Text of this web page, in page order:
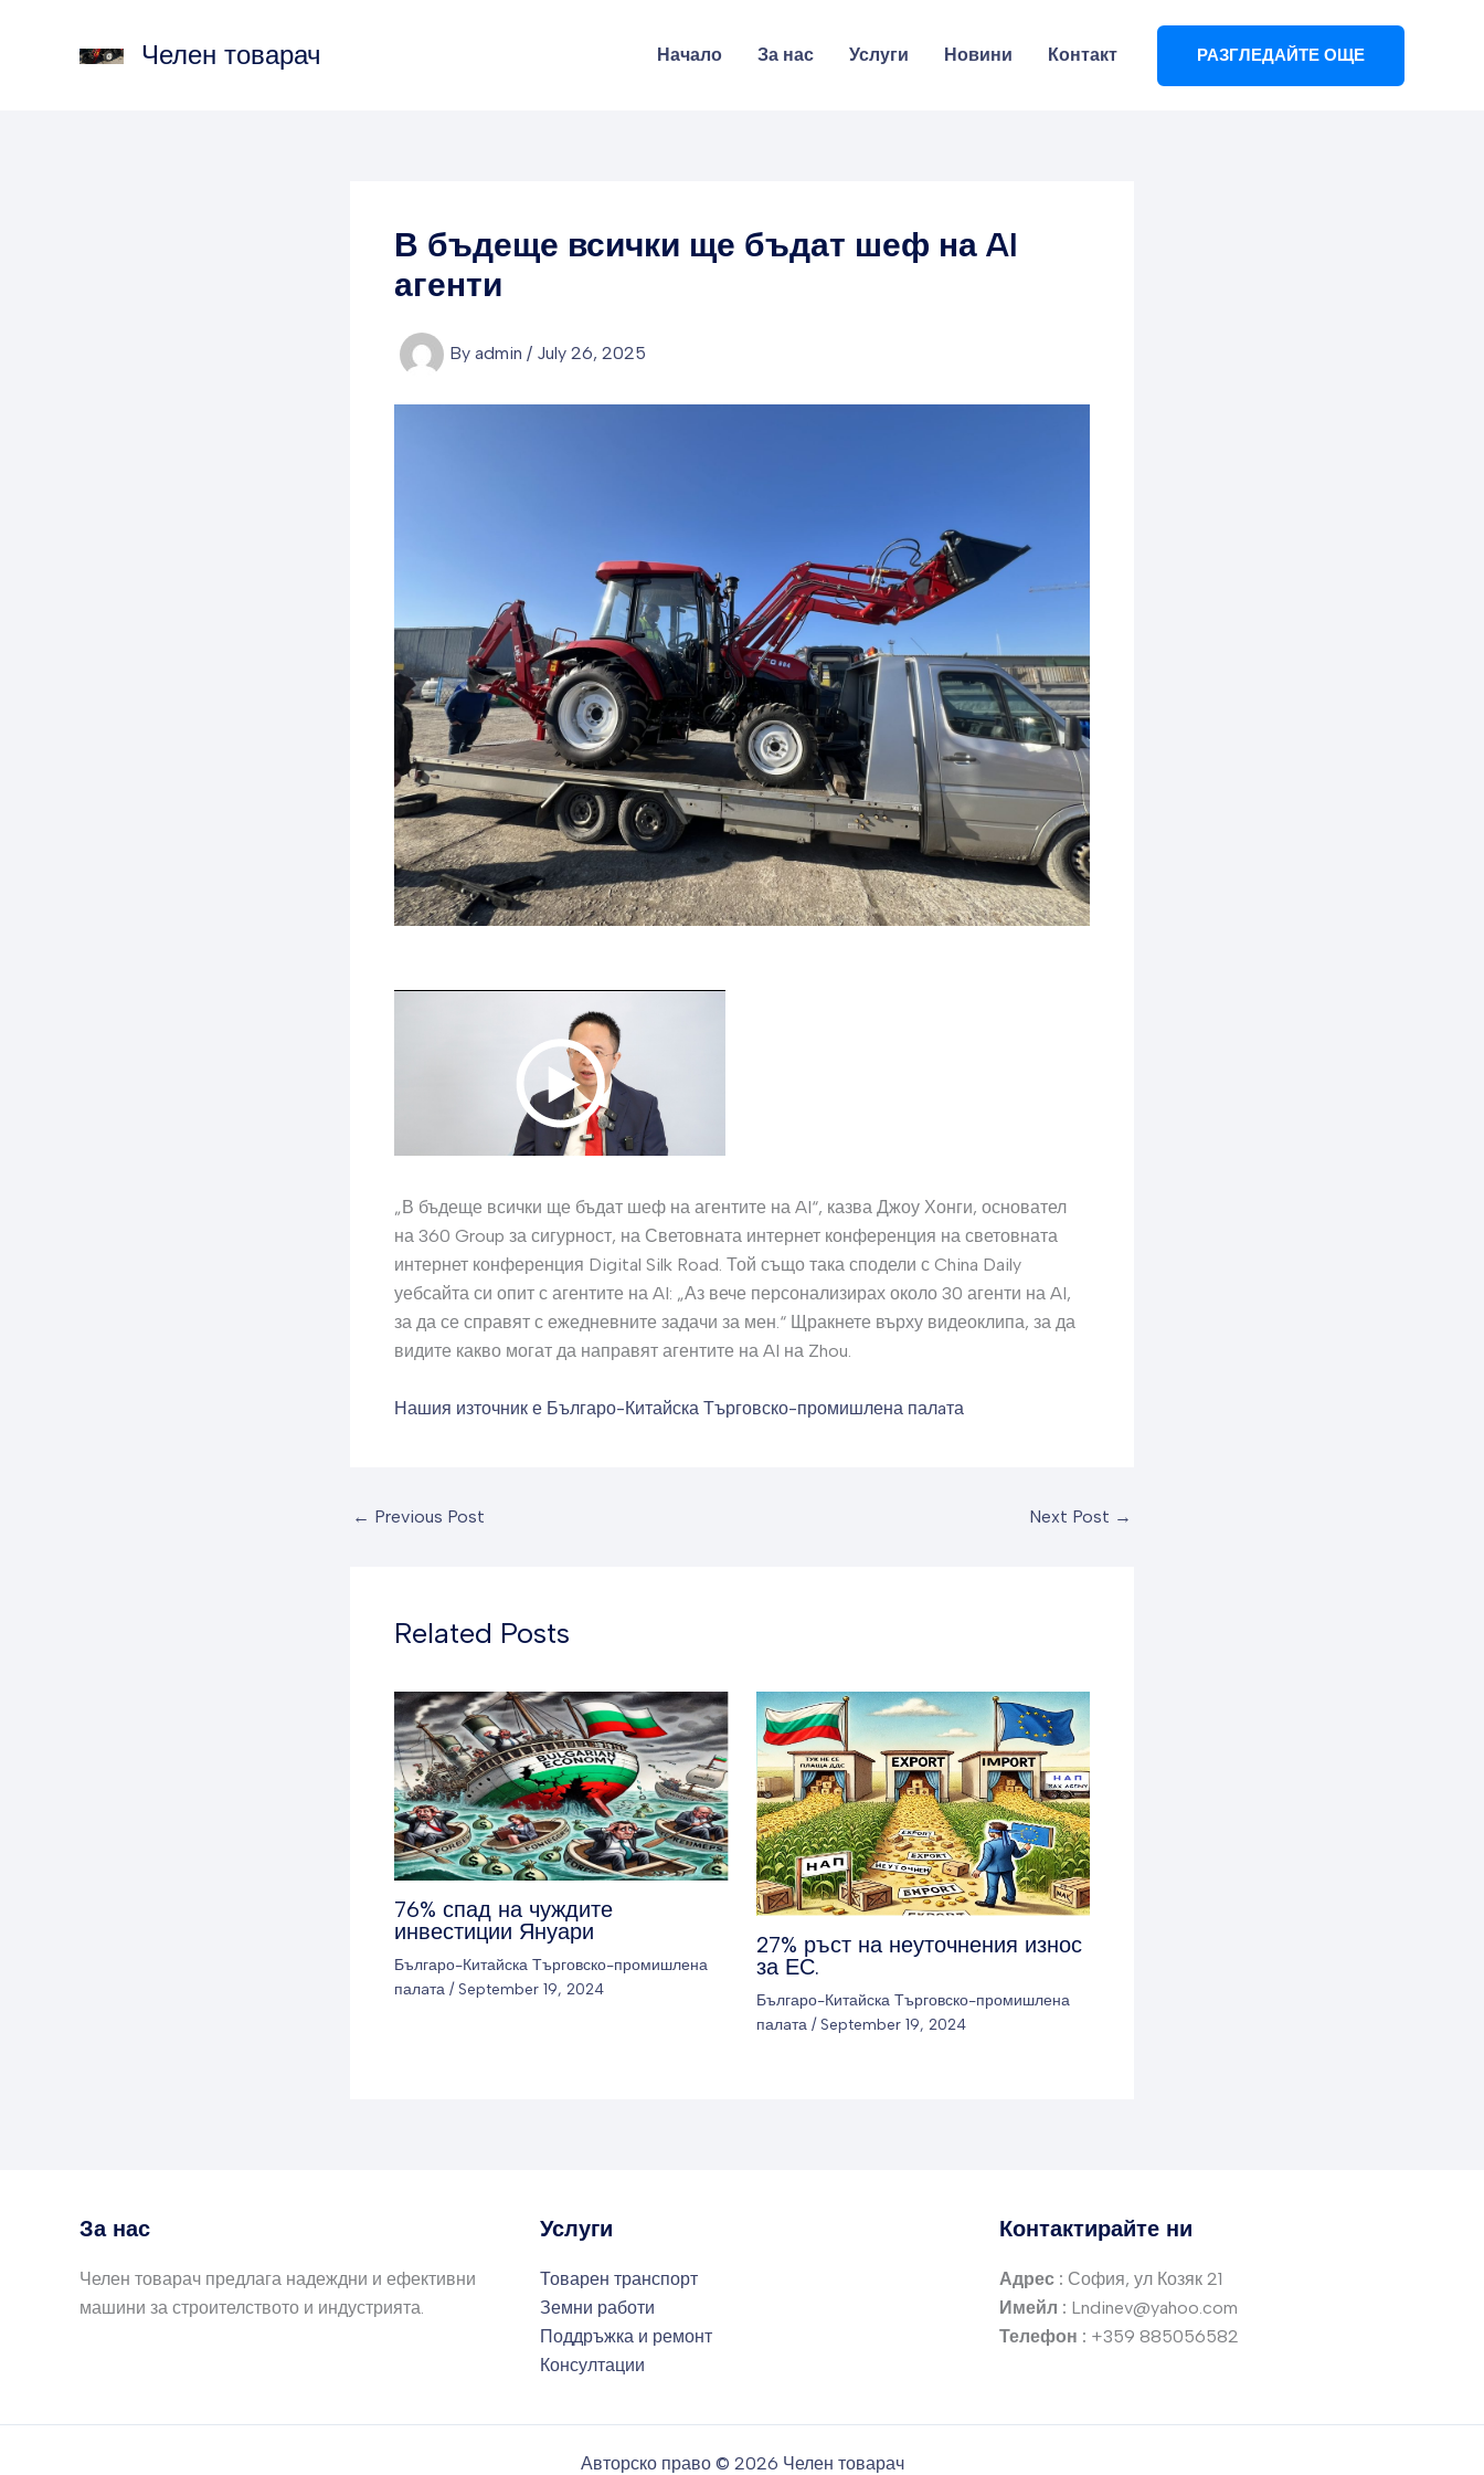
Челен товарач Начало За нас Услуги Новини Контакт РАЗГЛЕДАЙТЕ ОЩЕ
В бъдеще всички ще бъдат шеф на AI
агенти
By admin / July 26, 2025
„В бъдеще всички ще бъдат шеф на агентите на AI“, казва Джоу Хонги, основател
на 360 Group за сигурност, на Световната интернет конференция на световната
интернет конференция Digital Silk Road. Той също така сподели с China Daily
уебсайта си опит с агентите на AI: „Аз вече персонализирах около 30 агенти на AI,
за да се справят с ежедневните задачи за мен.“ Щракнете върху видеоклипа, за да
видите какво могат да направят агентите на AI на Zhou.
Нашия източник е Българо-Китайска Търговско-промишлена палaта
← Previous Post Next Post →
Related Posts
76% спад на чуждите
инвестиции Януари
Българо-Китайска Търговско-промишлена
палaта / September 19, 2024
27% ръст на неуточнения износ
за ЕС.
Българо-Китайска Търговско-промишлена
палaта/ September 19, 2024
За нас
Челен товарач предлага надеждни и ефективни
машини за строителството и индустрията.
Услуги
Товарен транспорт
Земни работи
Поддръжка и ремонт
Консултации
Контактирайте ни
Адрес : София, ул Козяк 21
Имейл : Lndinev@yahoo.com
Телефон : +359 885056582
Авторско право © 2026 Челен товарач